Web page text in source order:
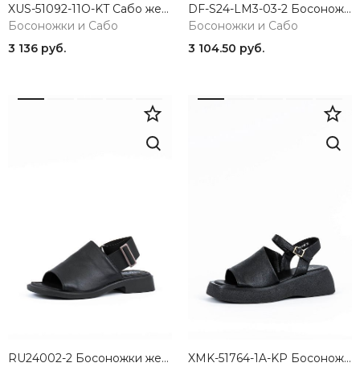
XUS-51092-11O-KT Сабо женские розовый Madella
Босоножки и Сабо
3 136 руб.
DF-S24-LM3-03-2 Боcоножки женские Covani
Босоножки и Сабо
3 104.50 руб.
RU24002-2 Босоножки женские черный 365
XMK-51764-1A-KP Босоножки женские черный Madella